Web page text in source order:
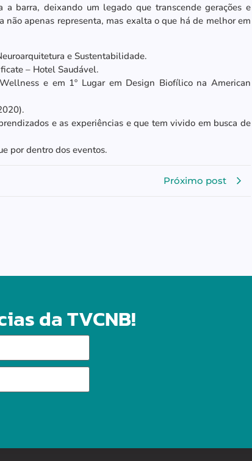
barra, deixando um legado que transcende gerações e
apenas representa, mas exalta o que há de melhor em
e Sustentabilidade.
– Hotel Saudável.
e em 1º Lugar em Design Biofílico na American
e as experiências e que tem vivido em busca de
por dentro dos eventos.
Próximo post
da TVCNB!